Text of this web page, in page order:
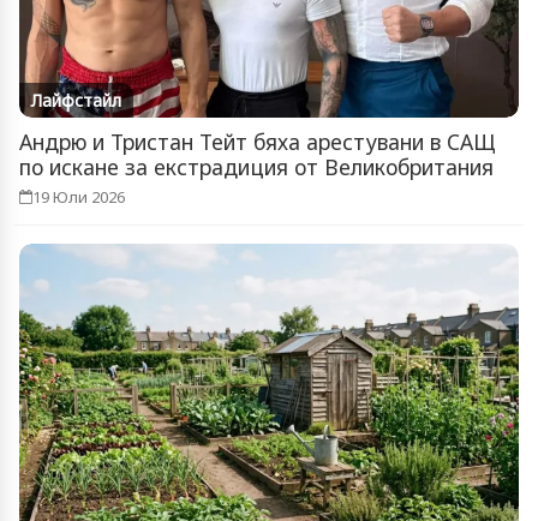
Лайфстайл
Андрю и Тристан Тейт бяха арестувани в САЩ
по искане за екстрадиция от Великобритания
19 Юли 2026